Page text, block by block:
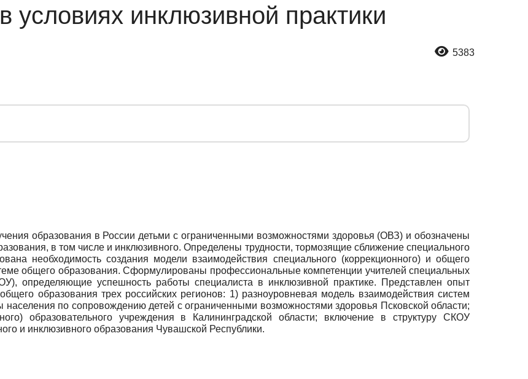
условиях инклюзивной практики
5383
образования в России детьми с ограниченными возможностями здоровья (ОВЗ) и обозначены
в том числе и инклюзивного. Определены трудности, тормозящие сближение специального
необходимость создания модели взаимодействия специального (коррекционного) и общего
общего образования. Сформулированы профессиональные компетенции учителей специальных
определяющие успешность работы специалиста в инклюзивной практике. Представлен опыт
образования трех российских регионов: 1) разноуровневая модель взаимодействия систем
по сопровождению детей с ограниченными возможностями здоровья Псковской области;
образовательного учреждения в Калининградской области; включение в структуру СКОУ
и инклюзивного образования Чувашской Республики.